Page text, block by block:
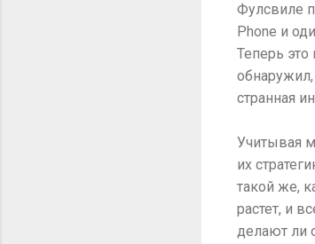
Фулсвиле
Phone и
Теперь
странная
Учитывая
их
такой же,
растет, и
делают ли